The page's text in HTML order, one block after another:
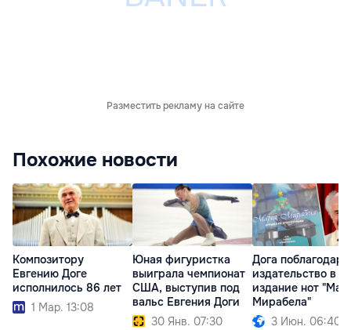
Разместить рекламу на сайте
Похожие новости
Композитору
Евгению Доге
исполнилось 86 лет
1 Мар. 13:08
Юная фигуристка
выиграла чемпионат
США, выступив под
вальс Евгения Доги
30 Янв. 07:30
Дога
издательство в
издание нот
Мирабела"
3 Июн. 06:40